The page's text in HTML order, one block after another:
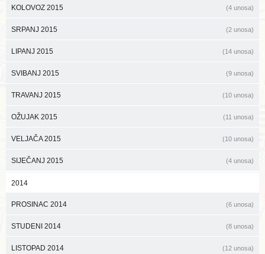
KOLOVOZ 2015 (4 unosa)
SRPANJ 2015 (2 unosa)
LIPANJ 2015 (14 unosa)
SVIBANJ 2015 (9 unosa)
TRAVANJ 2015 (10 unosa)
OŽUJAK 2015 (11 unosa)
VELJAČA 2015 (10 unosa)
SIJEČANJ 2015 (4 unosa)
2014
PROSINAC 2014 (6 unosa)
STUDENI 2014 (8 unosa)
LISTOPAD 2014 (12 unosa)